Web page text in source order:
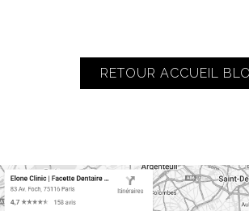
RETOUR ACCUEIL